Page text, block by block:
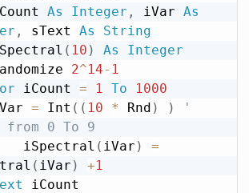
As Integer , iVar As
, sText As
String
( 10 ) As
Integer
Randomize
2^14- 1
iCount = 1 To
1000
iVar
= Int ( ( 10 * Rnd ) )
'
from 0 To 9
        iSpectral
( iVar )
=
( iVar ) +1
iCount